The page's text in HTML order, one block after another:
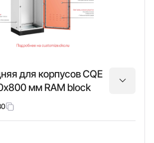
для корпусов CQE
мм RAM block